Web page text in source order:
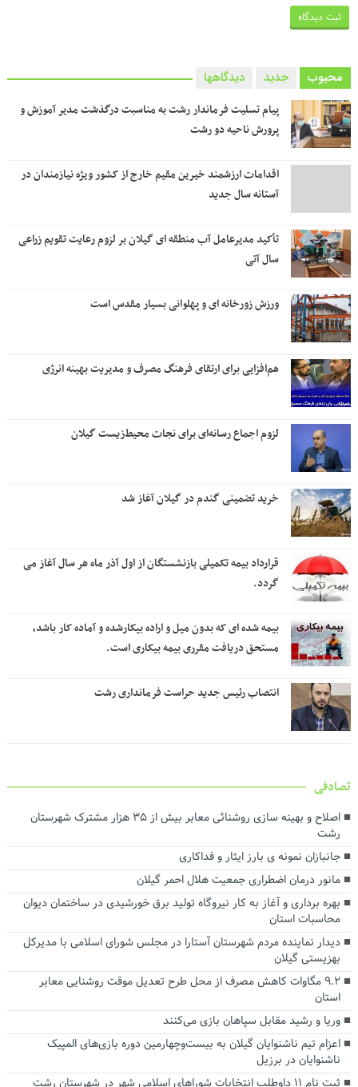
محبوب جدید دیدگاهها
پیام تسلیت فرماندار رشت به مناسبت درگذشت مدیر آموزش و
پرورش ناحیه دو رشت
اقدامات ارزشمند خیرین مقیم خارج از کشور ویژه نیازمندان در
آستانه سال جدید
تأکید مدیرعامل آب منطقه ای گیلان بر لزوم رعایت تقویم زراعی‌
سال آتی
ورزش زورخانه ای و پهلوانی بسیار مقدس است
هم‌افزایی برای ارتقای فرهنگ مصرف و مدیریت بهینه انرژی
لزوم اجماع رسانه‌ای برای نجات محیط‌زیست گیلان
خرید تضمینی گندم در گیلان آغاز شد
قرارداد بیمه تکمیلی بازنشستگان از اول آذر ماه هر سال آغاز می
گردد.
بیمه شده ای که بدون میل و اراده بیکارشده و آماده کار باشد،
مستحق دریافت مقرری بیمه بیکاری است.
انتصاب رئیس جدید حراست فرمانداری رشت
تصادفی
اصلاح و بهینه سازی روشنائی معابر بیش از ۳۵ هزار مشترک شهرستان
رشت
جانبازان نمونه ی بارز ایثار و فداکاری
مانور درمان اضطراری جمعیت هلال احمر گیلان
بهره برداری و آغاز به کار نیروگاه تولید برق خورشیدی در ساختمان دیوان
محاسبات استان
دیدار نماینده مردم شهرستان آستارا در مجلس شورای اسلامی با مدیرکل
بهزیستی گیلان
۹.۲ مگاوات کاهش مصرف از محل طرح تعدیل موقت روشنایی معابر
استان
وریا و رشید مقابل سپاهان بازی می‌کنند
اعزام تیم ناشنوایان گیلان به بیست‌وچهارمین دوره بازی‌های المپیک
ناشنوایان در برزیل
ثبت نام ۱۱ داوطلب انتخابات شوراهای اسلامی شهر در شهرستان رشت